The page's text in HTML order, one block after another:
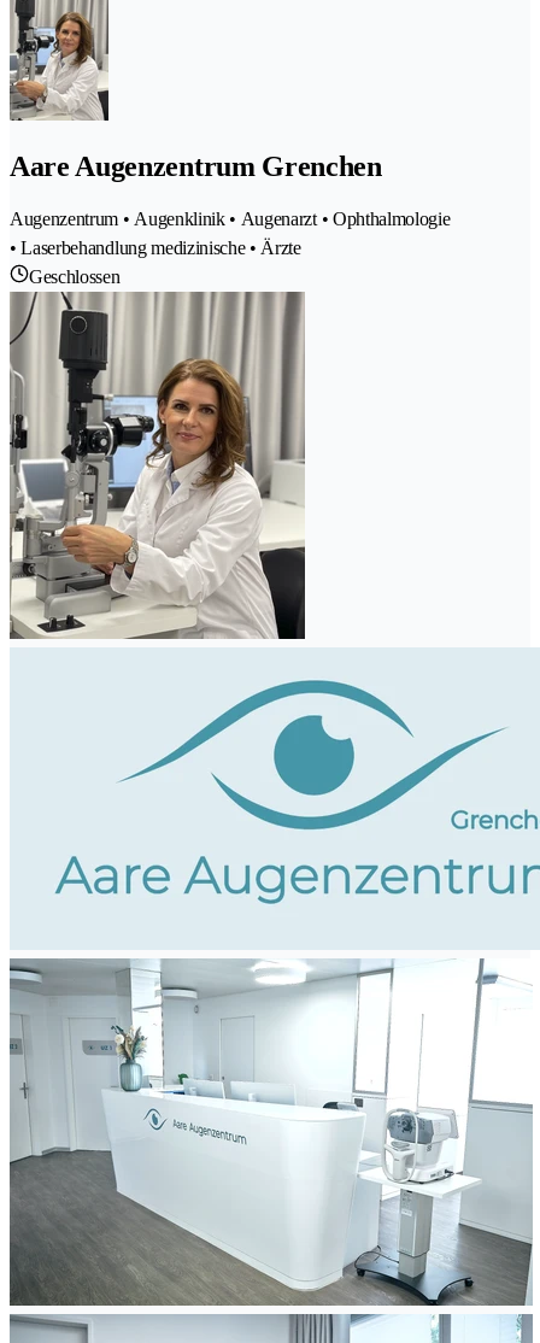
Aare Augenzentrum Grenchen
Augenzentrum • Augenklinik • Augenarzt • Ophthalmologie
• Laserbehandlung medizinische • Ärzte
Geschlossen